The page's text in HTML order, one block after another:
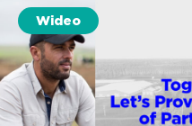
Wideo